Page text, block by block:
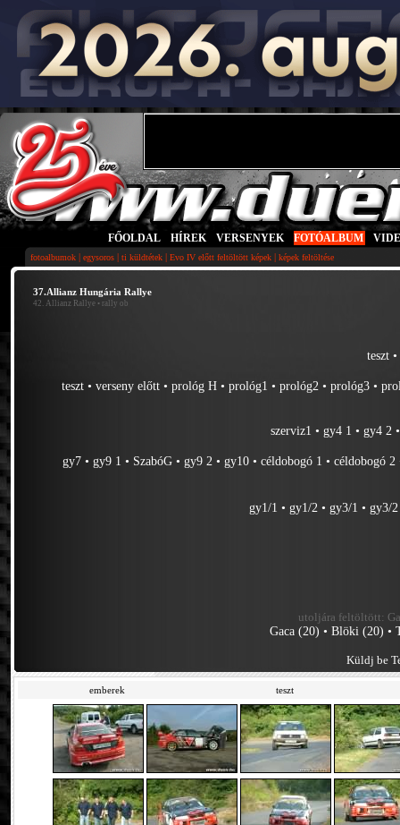
FŐOLDAL HÍREK VERSENYEK FOTÓALBUM
fotoalbumok | egysoros | ti küldtétek | Evo IV előtt feltöltött képek | képek feltöltése
37.Allianz Hungária Rallye
42. Allianz Rallye • rally ob
teszt
teszt •verseny előtt •prológ H •prológ1 •prológ2 •prológ3 •
szerviz1 •gy4 1 •gy4 2
gy7 •gy9 1 • SzabóG •gy9 2 •gy10 •céldobogó 1 •céldobogó 2
gy1/1 •gy1/2 •gy3/1 •gy3/2
utoljára feltöltött:
Gaca (20) •Blöki (20) •
Küldj be
emberek teszt